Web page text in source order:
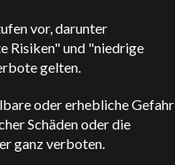
vor, darunter
Risiken" und "niedrige
gelten.
oder erhebliche Gefahr
Schäden oder die
ganz verboten.